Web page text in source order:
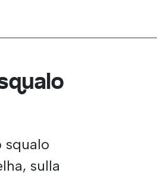
squalo
sulla